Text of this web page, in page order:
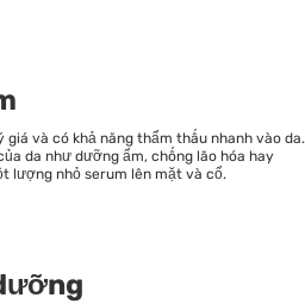
và có khả năng thẩm thấu nhanh vào da.
da như dưỡng ẩm, chống lão hóa hay
lượng nhỏ serum lên mặt và cổ.